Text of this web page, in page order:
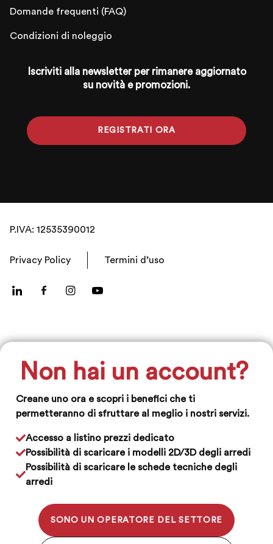
Domande frequenti (FAQ)
Condizioni di noleggio
Iscriviti alla newsletter per rimanere aggiornato
su novità e promozioni.
REGISTRATI ORA
P.IVA: 12535390012
Privacy Policy Termini d’uso
Non hai un account?
Creane uno ora e scopri i benefici che ti
permetteranno di sfruttare al meglio i nostri servizi.
Accesso a listino prezzi dedicato
Possibilità di scaricare i modelli 2D/3D degli arredi
Possibilità di scaricare le schede tecniche degli
arredi
SONO UN OPERATORE DEL SETTORE